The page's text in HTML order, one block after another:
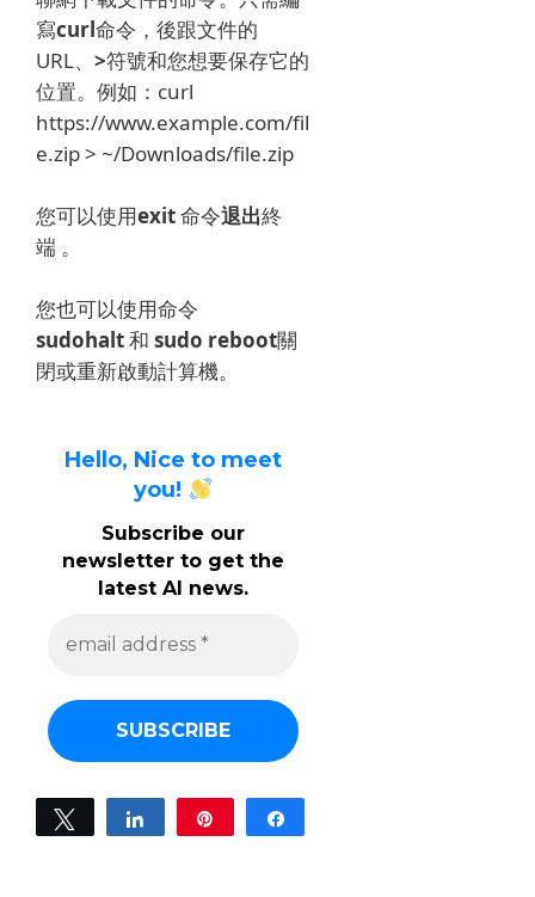
寫curl命令，後跟文件的
URL、 >符號和您想要保存它的
位置。 例如：curl
https://www.example.com/fil
e.zip > ~/Downloads/file.zip
您可以使用exit命令退出終
端 。
您也可以使用命令
sudohalt和 sudo reboot關
閉或重新啟動計算機。
Hello, Nice to meet
you!
Subscribe our
newsletter to get the
latest AI news.
a
d
r
e
s
Tweet Share